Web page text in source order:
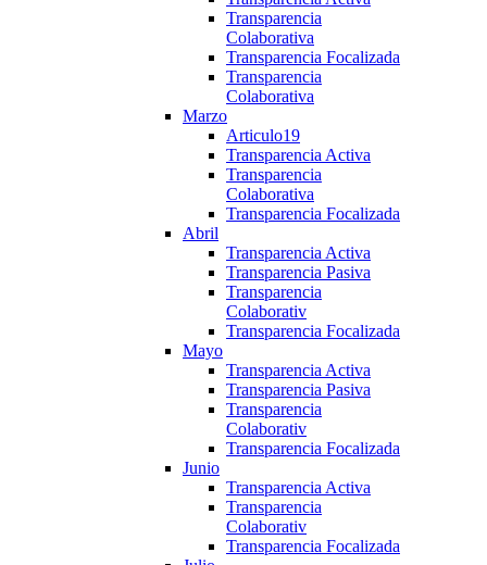
Transparencia
Colaborativa
Transparencia Focalizada
Transparencia
Colaborativa
Marzo
Articulo19
Transparencia Activa
Transparencia
Colaborativa
Transparencia Focalizada
Abril
Transparencia Activa
Transparencia Pasiva
Transparencia
Colaborativ
Transparencia Focalizada
Mayo
Transparencia Activa
Transparencia Pasiva
Transparencia
Colaborativ
Transparencia Focalizada
Junio
Transparencia Activa
Transparencia
Colaborativ
Transparencia Focalizada